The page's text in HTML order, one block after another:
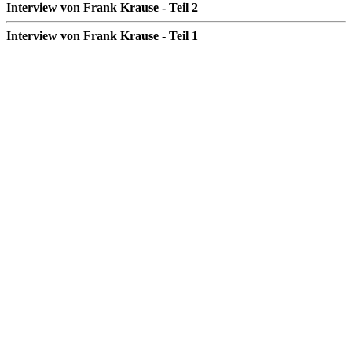
Interview von Frank Krause - Teil 2
Interview von Frank Krause - Teil 1